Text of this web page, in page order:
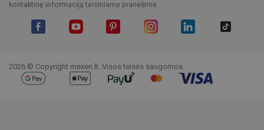
kontaktinę informaciją teisiniame pranešime.
2026 © Copyright mexen.lt. Visos teisės saugomos.